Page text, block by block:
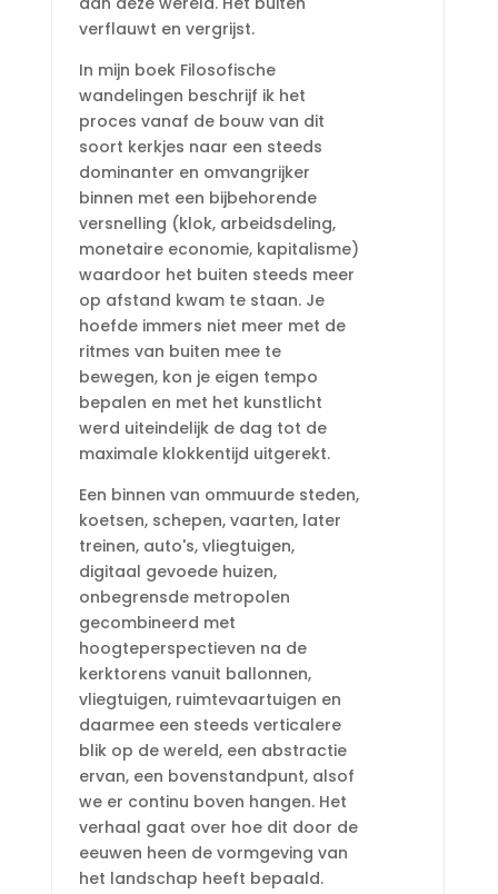
verflauwt en vergrijst.
In mijn boek Filosofische
wandelingen beschrijf ik het
proces vanaf de bouw van dit
soort kerkjes naar een steeds
dominanter en omvangrijker
binnen met een bijbehorende
versnelling (klok, arbeidsdeling,
monetaire economie, kapitalisme)
waardoor het buiten steeds meer
op afstand kwam te staan. Je
hoefde immers niet meer met de
ritmes van buiten mee te
bewegen, kon je eigen tempo
bepalen en met het kunstlicht
werd uiteindelijk de dag tot de
maximale klokkentijd uitgerekt.
Een binnen van ommuurde steden,
koetsen, schepen, vaarten, later
treinen, auto's, vliegtuigen,
digitaal gevoede huizen,
onbegrensde metropolen
gecombineerd met
hoogteperspectieven na de
kerktorens vanuit ballonnen,
vliegtuigen, ruimtevaartuigen en
daarmee een steeds verticalere
blik op de wereld, een abstractie
ervan, een bovenstandpunt, alsof
we er continu boven hangen. Het
verhaal gaat over hoe dit door de
eeuwen heen de vormgeving van
het landschap heeft bepaald.